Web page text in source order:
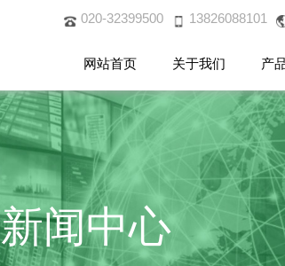
网站首页 关于我们 产
020-32399500 13826088101
新闻中心